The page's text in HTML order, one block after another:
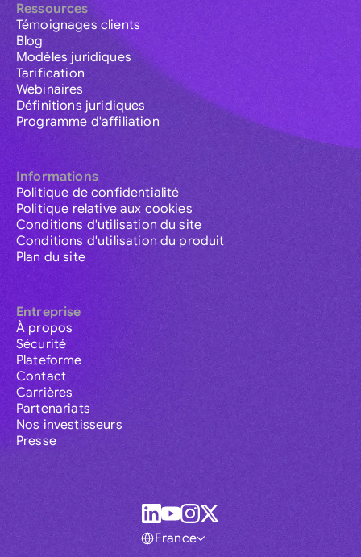
Ressources
Témoignages clients
Blog
Modèles juridiques
Tarification
Webinaires
Définitions juridiques
Programme d'affiliation
Informations
Politique de confidentialité
Politique relative aux cookies
Conditions d'utilisation du site
Conditions d'utilisation du produit
Plan du site
Entreprise
À propos
Sécurité
Plateforme
Contact
Carrières
Partenariats
Nos investisseurs
Presse
France